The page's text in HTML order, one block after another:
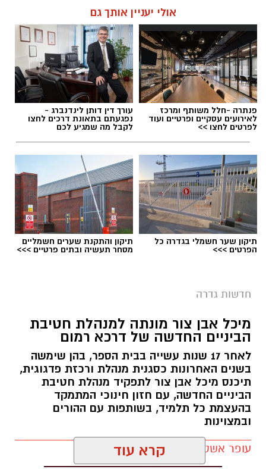
אולי יעניין אותך גם
פנתרה -חלל משותף ומרכז
לאירועים עסקיים ופרטיים ועוד
לפרטים לחצו >>
עורך דין דותן לינדנברג -
נפגעתם בתאונת דרכים לחצו
לקבל מה שמגיע לכם
תיקון שער חשמלי בגדרה כל
הפרטים >>>
תיקון והתקנת שערים חשמליים
מסחר תעשיה ובתים פרטיים >>>
חדשות גדרה
מיכל אבן צור מונתה למנהלת חטיבת
הביניים החדשה של דרכא רמום
לאחר 17 שנות עשייה בבית הספר, בהן שימשה
בשנים האחרונות כסגנית מנהלת ורכזת פדגוגית,
תיכנס מיכל אבן צור לתפקיד מנהלת חטיבת
הביניים החדשה, עם חזון חינוכי המתמקד
בהעצמת כל תלמיד, בשותפות עם ההורים
ובמצוינות
עופר אשטוקר / 21:10 05.08.26 קרא עוד